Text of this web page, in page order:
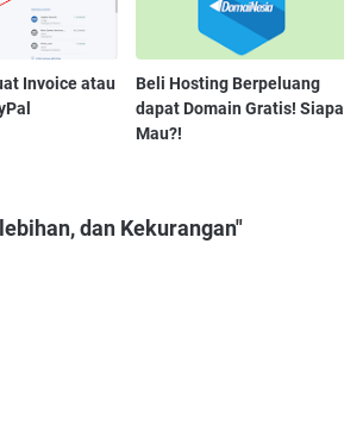
Invoice atau
Beli Hosting Berpeluang
dapat Domain Gratis! Siapa
Mau?!
dan Kekurangan"